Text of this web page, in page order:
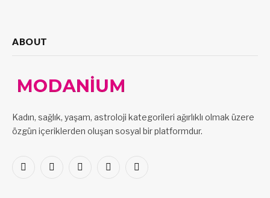
ABOUT
Kadın, sağlık, yaşam, astroloji kategorileri ağırlıklı olmak üzere
özgün içeriklerden oluşan sosyal bir platformdur.
Facebook
X
PinterestLinkedInVKontakte